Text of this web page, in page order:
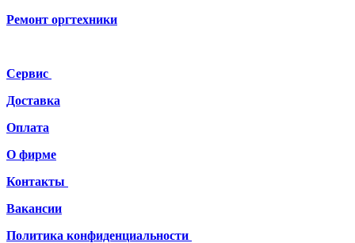
Ремонт оргтехники
Сервис
Доставка
Оплата
О фирме
Контакты
Вакансии
Политика конфиденциальности